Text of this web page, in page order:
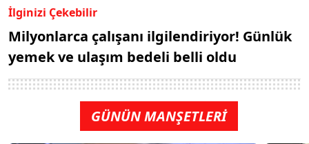
İlginizi Çekebilir
Milyonlarca çalışanı ilgilendiriyor! Günlük
yemek ve ulaşım bedeli belli oldu
GÜNÜN MANŞETLERİ